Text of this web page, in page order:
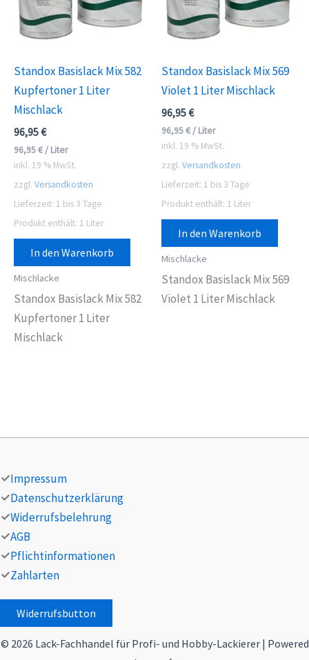
Standox Basislack Mix 582
Kupfertoner 1 Liter
Mischlack
96,95€
96,95€ / Liter
inkl. 19 % MwSt.
zzgl. Versandkosten
Lieferzeit: 1 bis 3 Tage
Produkt enthält: 1 Liter
In den Warenkorb
Mischlacke
Standox Basislack Mix 582
Kupfertoner 1 Liter
Mischlack
Standox Basislack Mix 569
Violet 1 Liter Mischlack
96,95€
96,95€ / Liter
inkl. 19 % MwSt.
zzgl. Versandkosten
Lieferzeit: 1 bis 3 Tage
Produkt enthält: 1 Liter
In den Warenkorb
Mischlacke
Standox Basislack Mix 569
Violet 1 Liter Mischlack
Impressum
Datenschutzerklärung
Widerrufsbelehrung
AGB
Pflichtinformationen
Zahlarten
Widerrufsbutton
© 2026 Lack-Fachhandel für Profi- und Hobby-Lackierer | Powered